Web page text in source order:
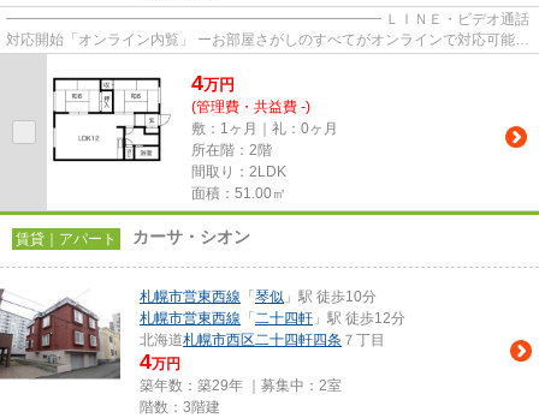
━━━━━━━━━━━━━━━━━━━━━━━━━━ ＬＩＮＥ・ビデオ通話
対応開始「オンライン内覧」 ーお部屋さがしのすべてがオンラインで対応可能ー
4万円
(管理費・共益費 -)
敷：1ヶ月｜礼：0ヶ月
所在階：2階
間取り：2LDK
面積：51.00㎡
賃貸｜アパート カーサ・シオン
札幌市営東西線 「 琴似 」駅 徒歩10分
札幌市営東西線 「 二十四軒 」駅 徒歩12分
北海道札幌市西区二十四軒四条 ７丁目
4万円
築年数：築29年 ｜募集中： 2室
階数：3階建